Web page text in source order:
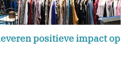
positieve impact op